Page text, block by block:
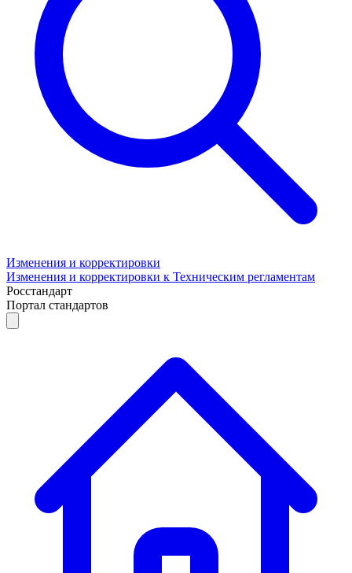
Изменения и корректировки
Изменения и корректировки к Техническим регламентам
Росстандарт
Портал стандартов